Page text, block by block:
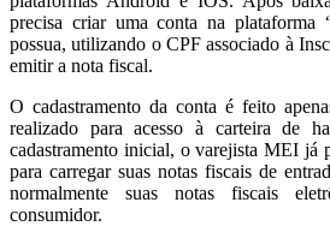
precisa criar uma conta na plataforma
possua, utilizando o CPF associado à
emitir a nota fiscal.
O cadastramento da conta é feito
realizado para acesso à carteira de
cadastramento inicial, o varejista MEI já
para carregar suas notas fiscais de
normalmente suas notas fiscais
consumidor.